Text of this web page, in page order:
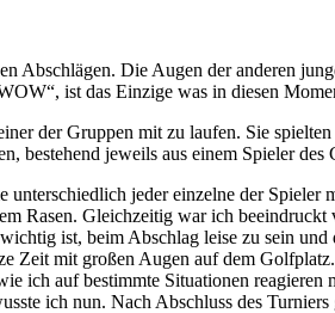
Abschlägen. Die Augen der anderen
ist das Einzige was in diesen
der Gruppen mit zu laufen. Sie
bestehend jeweils aus einem Spieler
unterschiedlich jeder einzelne der
Rasen. Gleichzeitig war ich
ist, beim Abschlag leise zu sein
Zeit mit großen Augen auf dem
ich auf bestimmte Situationen
ich nun. Nach Abschluss des